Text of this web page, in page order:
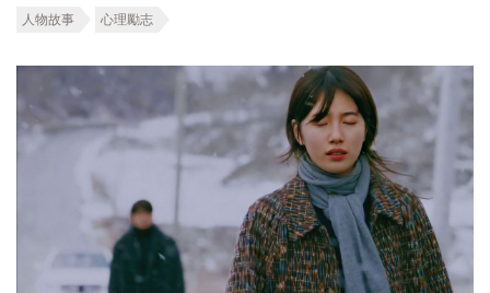
人物故事 心理勵志